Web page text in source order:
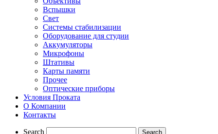
Вспышки
Свет
Системы стабилизации
Оборудование для студии
Aккумуляторы
Микрофоны
Штативы
Карты памяти
Прочее
Оптические приборы
Условия Проката
О Компании
Контакты
Search